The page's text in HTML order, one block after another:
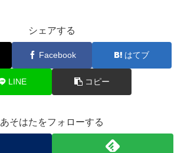
シェアする
Facebook はてブ
LINE コピー
あそはたをフォローする